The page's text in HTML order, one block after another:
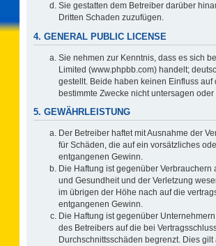
Sie gestatten dem Betreiber darüber
Dritten Schaden zuzufügen.
4. GENERAL PUBLIC LICENSE
Sie nehmen zur Kenntnis, dass es sich
Limited (www.phpbb.com) handelt;
gestellt. Beide haben keinen Einfluss
bestimmte Zwecke nicht untersagen
5. GEWÄHRLEISTUNG
Der Betreiber haftet mit Ausnahme der
für Schäden, die auf ein vorsätzliches
entgangenen Gewinn.
Die Haftung ist gegenüber
und Gesundheit und der Verletzung
im übrigen der Höhe nach auf die
entgangenen Gewinn.
Die Haftung ist gegenüber
des Betreibers auf die bei
Durchschnittsschäden begrenzt. Dies